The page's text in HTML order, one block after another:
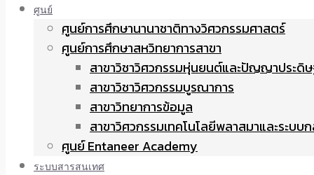
ศูนย์
ศูนย์การศึกษานานาชาติทางวิศวกรรมศาสตร์
ศูนย์การศึกษาสหวิทยาการสาขา
สาขาวิชาวิศวกรรมหุ่นยนต์และปัญญาประดิ
สาขาวิชาวิศวกรรมบูรณาการ
สาขาวิทยาการข้อมูล
สาขาวิศวกรรมเทคโนโลยีพลาสมาและระบบ
ศูนย์ Entaneer Academy
ระบบสารสนเทศ